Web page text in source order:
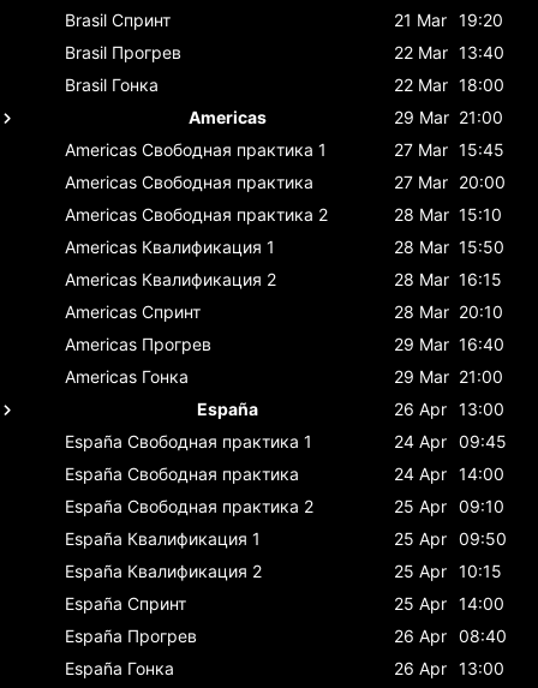
Brasil Спринт 21 Mar 19:20
Brasil Прогрев 22 Mar 13:40
Brasil Гонка 22 Mar 18:00
Americas
29 Mar 21:00
Americas Свободная практика 1 27 Mar 15:45
Americas Свободная практика 27 Mar 20:00
Americas Свободная практика 2 28 Mar 15:10
Americas Квалификация 1 28 Mar 15:50
Americas Квалификация 2 28 Mar 16:15
Americas Спринт 28 Mar 20:10
Americas Прогрев 29 Mar 16:40
Americas Гонка 29 Mar 21:00
España
26 Apr 13:00
España Свободная практика 1 24 Apr 09:45
España Свободная практика 24 Apr 14:00
España Свободная практика 2 25 Apr 09:10
España Квалификация 1 25 Apr 09:50
España Квалификация 2 25 Apr 10:15
España Спринт 25 Apr 14:00
España Прогрев 26 Apr 08:40
España Гонка 26 Apr 13:00